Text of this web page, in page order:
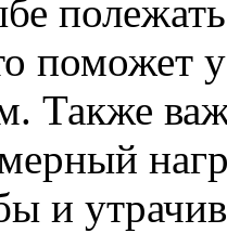
поможет
Также
и